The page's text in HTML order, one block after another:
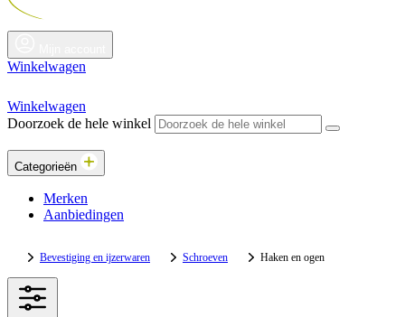
Winkelwagen
Winkelwagen
Doorzoek de hele winkel
Categorieën
Merken
Aanbiedingen
Bevestiging en ijzerwaren Schroeven Haken en ogen